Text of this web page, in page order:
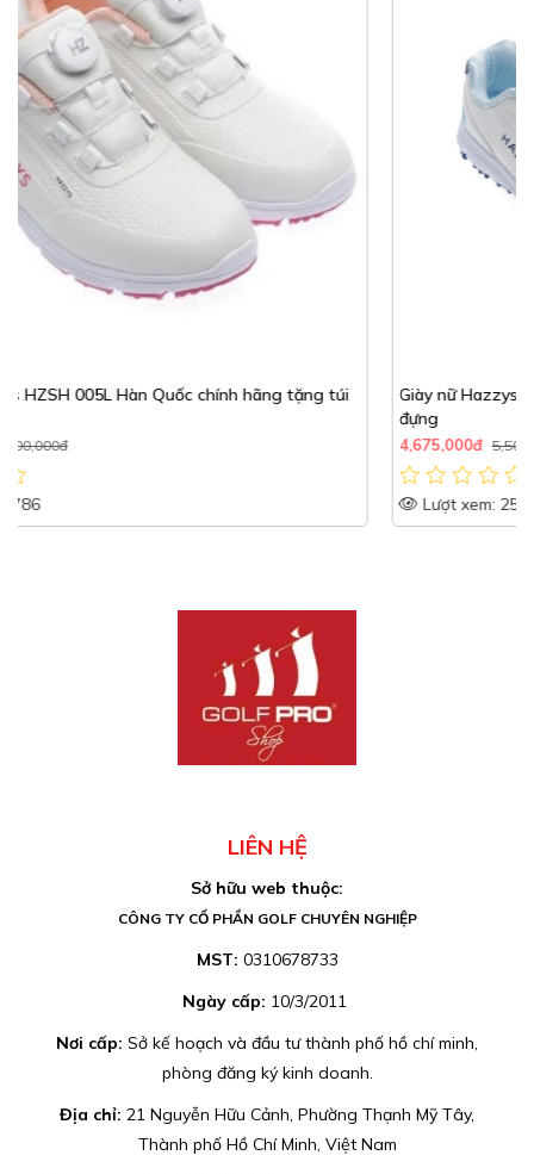
Giày nữ Hazzys HZSH 005L Hàn Quốc chính hãng tặng túi
4,675,000đ
LIÊN HỆ
Sở hữu web thuộc:
CÔNG TY CỔ PHẦN GOLF CHUYÊN NGHIỆP
MST: 0310678733
Ngày cấp: 10/3/2011
Nơi cấp: Sở kế hoạch và đầu tư thành phố hồ chí minh,
phòng đăng ký kinh doanh.
Địa chỉ: 21 Nguyễn Hữu Cảnh, Phường Thạnh Mỹ Tây,
Thành phố Hồ Chí Minh, Việt Nam